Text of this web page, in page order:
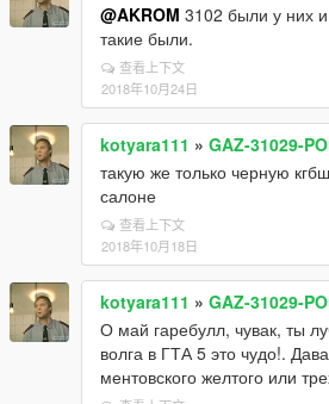
@AKROM 3102 были у них
такие были.
查看上下文
2018年10月24日
kotyara111 » GAZ-31029-
такую же только черную
салоне
查看上下文
2018年10月18日
kotyara111 » GAZ-31029-
О май гаребулл, чувак, ты
волга в ГТА 5 это чудо!.
ментовского желтого или